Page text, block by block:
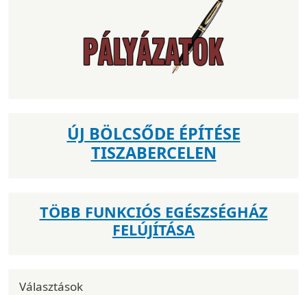
ÚJ BÖLCSŐDE ÉPÍTÉSE
TISZABERCELEN
TÖBB FUNKCIÓS EGÉSZSÉGHÁZ
FELÚJÍTÁSA
Választások